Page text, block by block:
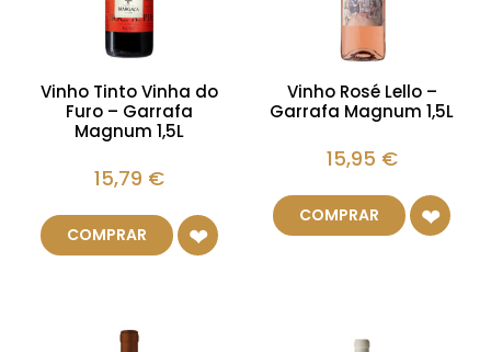
Vinho Tinto Vinha do
Furo – Garrafa
Magnum 1,5L
15,79 €
COMPRAR
Vinho Rosé Lello –
Garrafa Magnum 1,5L
15,95 €
COMPRAR